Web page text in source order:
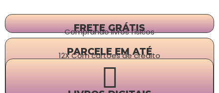
FRETE GRÁTIS
Comprando livros físicos
PARCELE EM ATÉ
12X Com cartões de crédito